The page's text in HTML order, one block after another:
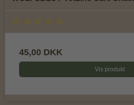
45,00 DKK
Vis produkt